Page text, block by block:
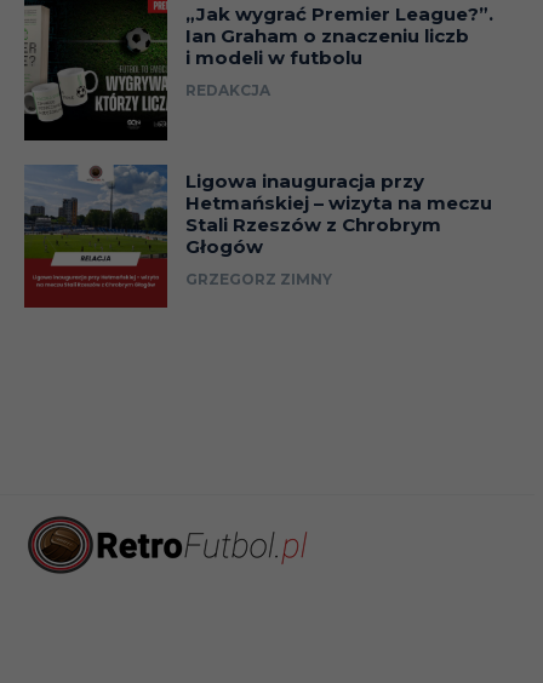
„Jak wygrać Premier League?”.
Ian Graham o znaczeniu liczb
i modeli w futbolu
REDAKCJA
Ligowa inauguracja przy
Hetmańskiej – wizyta na meczu
Stali Rzeszów z Chrobrym
Głogów
GRZEGORZ ZIMNY